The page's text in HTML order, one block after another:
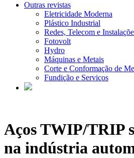
Outras revistas
Eletricidade Moderna
Plástico Industrial
Redes, Telecom e
Fotovolt
Hydro
Máquinas e Metais
Corte e Conformação de
Fundição e Serviços
Aços TWIP/TRIP
na indústria